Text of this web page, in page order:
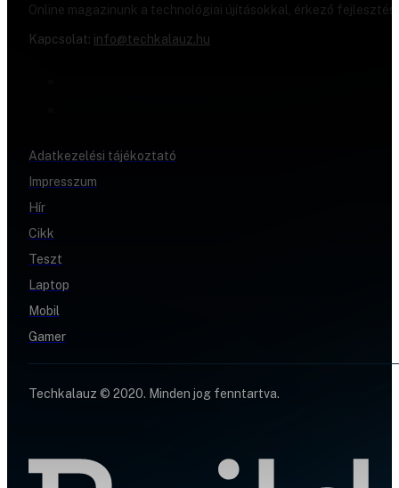
Online magazinunk a technológiai újításokkal, érkező
Kapcsolat: info@techkalauz.hu
Adatkezelési tájékoztató
Impresszum
Hír
Cikk
Teszt
Laptop
Mobil
Gamer
Techkalauz © 2020. Minden jog fenntartva.